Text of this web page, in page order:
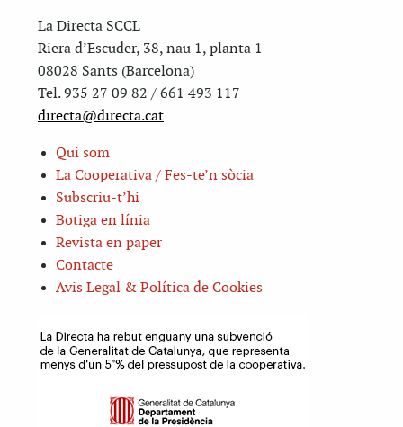
La Directa SCCL
Riera d’Escuder, 38, nau 1, planta 1
08028 Sants (Barcelona)
Tel. 935 27 09 82 / 661 493 117
directa@directa.cat
Qui som
La Cooperativa / Fes-te’n sòcia
Subscriu-t’hi
Botiga en línia
Revista en paper
Contacte
Avis Legal & Política de Cookies